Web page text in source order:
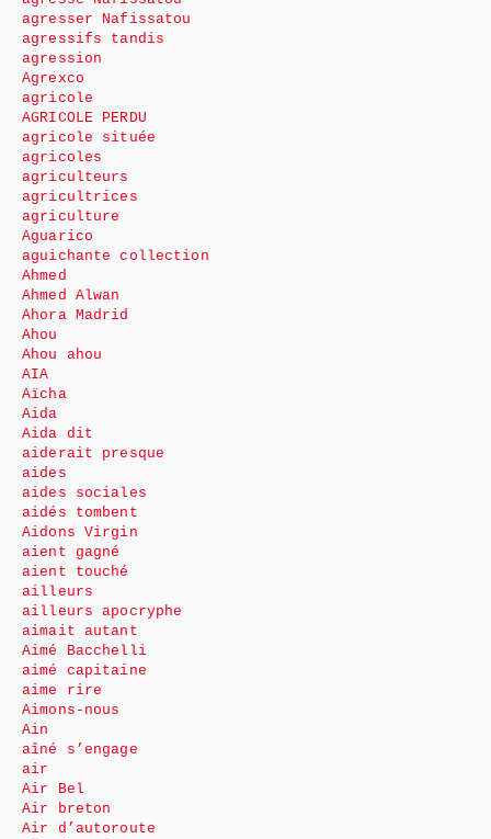
agresser Nafissatou
agressifs tandis
agression
Agrexco
agricole
AGRICOLE PERDU
agricole située
agricoles
agriculteurs
agricultrices
agriculture
Aguarico
aguichante collection
Ahmed
Ahmed Alwan
Ahora Madrid
Ahou
Ahou ahou
AIA
Aïcha
Aida
Aida dit
aiderait presque
aides
aides sociales
aidés tombent
Aidons Virgin
aient gagné
aient touché
ailleurs
ailleurs apocryphe
aimait autant
Aimé Bacchelli
aimé capitaine
aime rire
Aimons-nous
Ain
aîné s’engage
air
Air Bel
Air breton
Air d’autoroute